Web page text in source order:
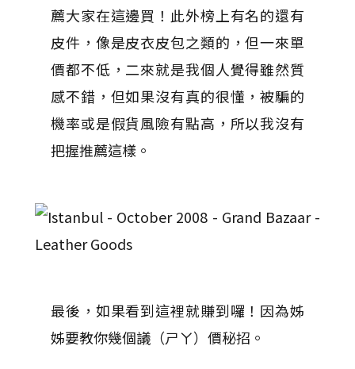
薦大家在這邊買！此外榜上有名的還有
皮件，像是皮衣皮包之類的，但一來單
價都不低，二來就是我個人覺得雖然質
感不錯，但如果沒有真的很懂，被騙的
機率或是假貨風險有點高，所以我沒有
把握推薦這樣。
最後，如果看到這裡就賺到囉！因為姊
姊要教你幾個議（ㄕㄚ）價秘招。